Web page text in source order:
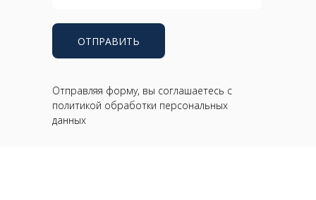
ОТПРАВИТЬ
Отправляя форму, вы соглашаетесь с
политикой обработки персональных
данных